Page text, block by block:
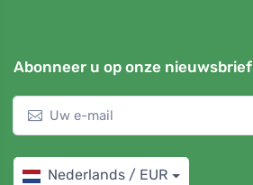
Abonneer u op onze nieuwsbrief
Nederlands / EUR